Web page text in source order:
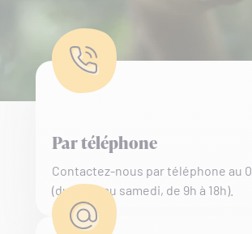
Par téléphone
Contactez-nous par téléphone au
(du lundi au samedi, de 9h à 18h).